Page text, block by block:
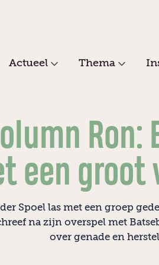
Actueel Thema
Ron:
een groot
Spoel las met een groep
na zijn overspel met
over genade en